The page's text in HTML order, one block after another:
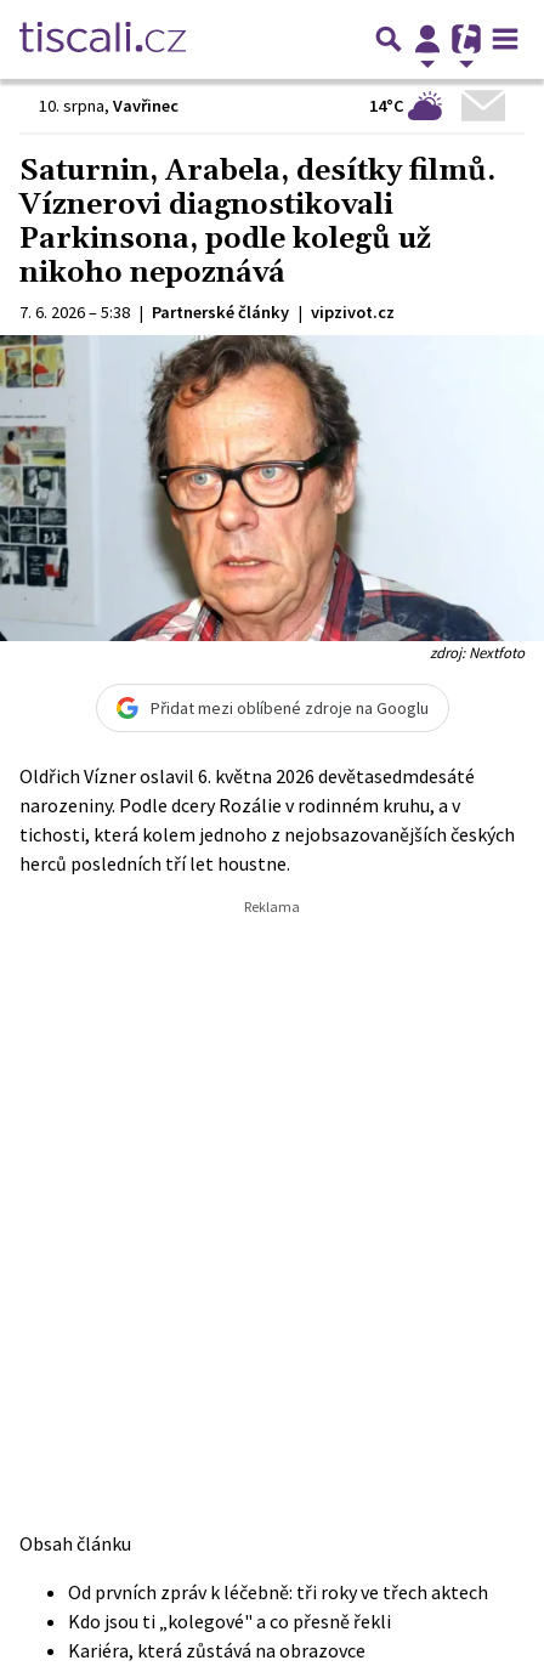
10. srpna, Vavřinec 14°C
Saturnin, Arabela, desítky filmů.
Víznerovi diagnostikovali
Parkinsona, podle kolegů už
nikoho nepoznává
7. 6. 2026 – 5:38 | Partnerské články | vipzivot.cz
zdroj: Nextfoto
Přidat mezi oblíbené zdroje na Googlu
Oldřich Vízner oslavil 6. května 2026 devětasedmdesáté
narozeniny. Podle dcery Rozálie v rodinném kruhu, a v
tichosti, která kolem jednoho z nejobsazovanějších českých
herců posledních tří let houstne.
Obsah článku
Od prvních zpráv k léčebně: tři roky ve třech aktech
Kdo jsou ti „kolegové" a co přesně řekli
Kariéra, která zůstává na obrazovce